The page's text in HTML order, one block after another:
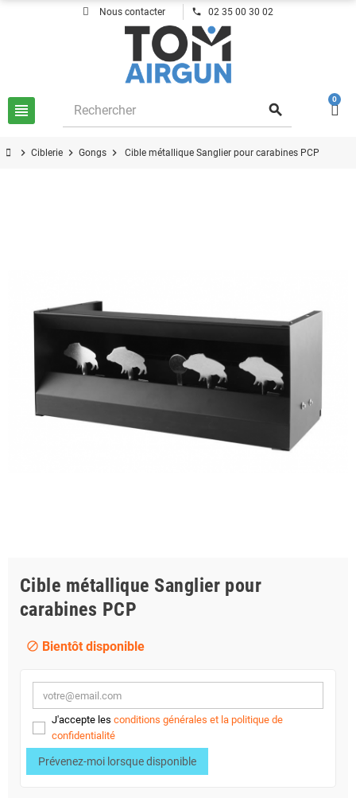
Nous contacter phone 02 35 00 30 02
view_headline search
0
chevron_right Ciblerie chevron_right Gongs chevron_right Cible métallique Sanglier pour carabines PCP
Cible métallique Sanglier pour
carabines PCP
block Bientôt disponible
J'accepte les conditions générales et la politique de
confidentialité
Prévenez-moi lorsque disponible